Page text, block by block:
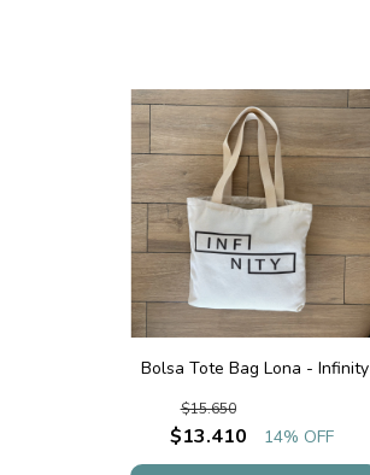
Bolsa Tote Bag Lona - Infinity
$13.410
$15.650
14% OFF